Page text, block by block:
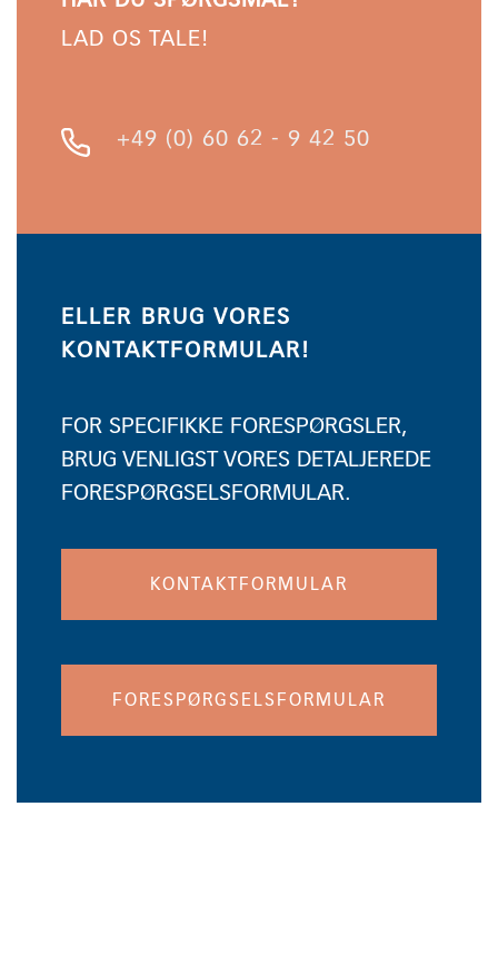
LAD OS TALE!
+49 (0) 60 62 - 9 42 50
ELLER BRUG VORES
KONTAKTFORMULAR!
FOR SPECIFIKKE FORESPØRGSLER,
BRUG VENLIGST VORES DETALJEREDE
FORESPØRGSELSFORMULAR.
KONTAKTFORMULAR
FORESPØRGSELSFORMULAR